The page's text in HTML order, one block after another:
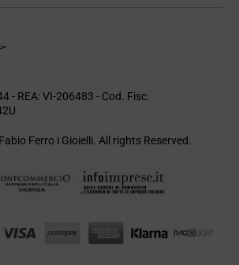
- REA: VI-206483 - Cod. Fisc.
Ferro i Gioielli. All rights Reserved.